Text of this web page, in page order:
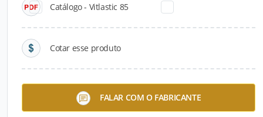
Catálogo - Vitlastic 85
Cotar esse produto
FALAR COM O FABRICANTE
Fuseprotec Selador